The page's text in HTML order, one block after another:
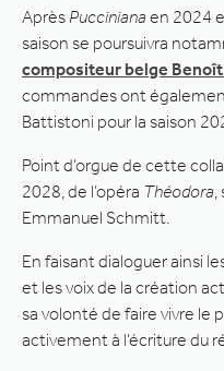
Après Pucciniana en 2024
saison se poursuivra
compositeur belge
commandes ont
Battistoni pour la saison
Point d’orgue de cette
2028, de l’opéra Théodora
Emmanuel Schmitt.
En faisant dialoguer ainsi
et les voix de la création
sa volonté de faire vivre
activement à l’écriture du